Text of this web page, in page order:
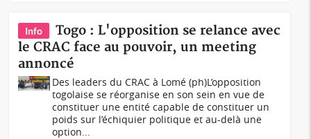
Info
Togo : L'opposition se relance avec
le CRAC face au pouvoir, un meeting
annoncé
Des leaders du CRAC à Lomé (ph)L’opposition
togolaise se réorganise en son sein en vue de
constituer une entité capable de constituer un
poids sur l’échiquier politique et au-delà une
option...